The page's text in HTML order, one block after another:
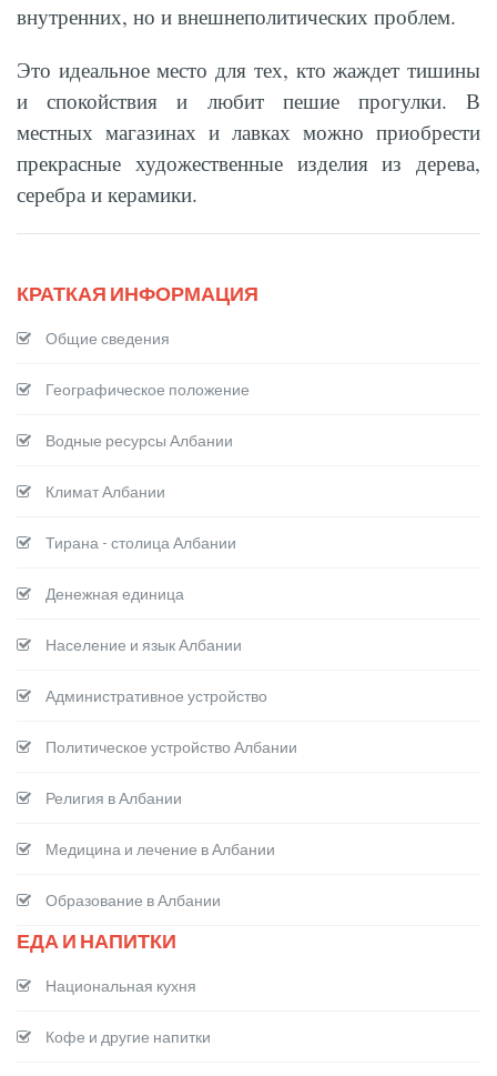
внутренних, но и внешнеполитических проблем.
Это идеальное место для тех, кто жаждет тишины
и спокойствия и любит пешие прогулки. В
местных магазинах и лавках можно приобрести
прекрасные художественные изделия из дерева,
серебра и керамики.
КРАТКАЯ ИНФОРМАЦИЯ
Общие сведения
Географическое положение
Водные ресурсы Албании
Климат Албании
Тирана - столица Албании
Денежная единица
Население и язык Албании
Административное устройство
Политическое устройство Албании
Религия в Албании
Медицина и лечение в Албании
Образование в Албании
ЕДА И НАПИТКИ
Национальная кухня
Кофе и другие напитки